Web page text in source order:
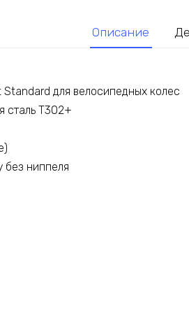
Описание
для велосипедных колес
сталь T302+
без ниппеля